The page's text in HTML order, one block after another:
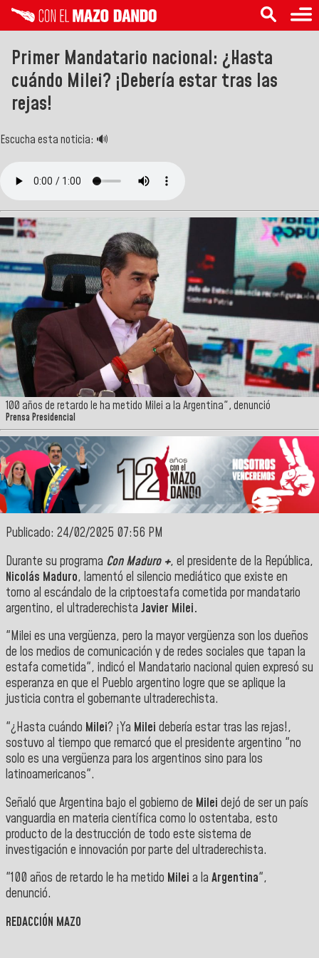
Primer Mandatario nacional: ¿Hasta
cuándo Milei? ¡Debería estar tras las
rejas!
Escucha esta noticia: 🔊
100 años de retardo le ha metido Milei a la Argentina", denunció
Prensa Presidencial
Publicado: 24/02/2025 07:56 PM
Durante su programa Con Maduro +, el presidente de la República,
Nicolás Maduro, lamentó el silencio mediático que existe en
torno al escándalo de la criptoestafa cometida por mandatario
argentino, el ultraderechista Javier Milei.
"Milei es una vergüenza, pero la mayor vergüenza son los dueños
de los medios de comunicación y de redes sociales que tapan la
estafa cometida", indicó el Mandatario nacional quien expresó su
esperanza en que el Pueblo argentino logre que se aplique la
justicia contra el gobernante ultraderechista.
"¿Hasta cuándo Milei? ¡Ya Milei debería estar tras las rejas!,
sostuvo al tiempo que remarcó que el presidente argentino "no
solo es una vergüenza para los argentinos sino para los
latinoamericanos".
Señaló que Argentina bajo el gobierno de Milei dejó de ser un país
vanguardia en materia científica como lo ostentaba, esto
producto de la destrucción de todo este sistema de
investigación e innovación por parte del ultraderechista.
"100 años de retardo le ha metido Milei a la Argentina",
denunció.
REDACCIÓN MAZO